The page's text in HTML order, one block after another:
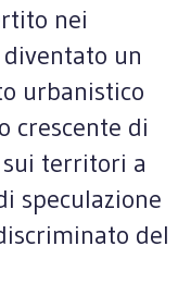
nei
un
urbanistico
crescente di
territori a
speculazione
del